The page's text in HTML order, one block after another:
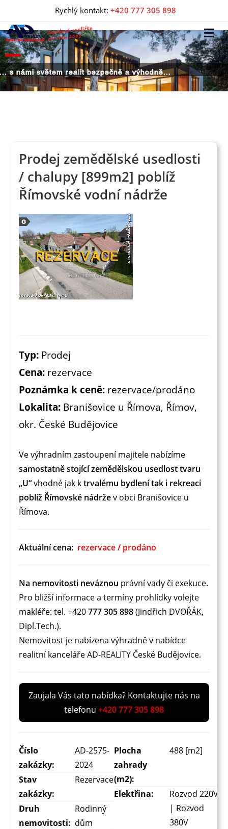
s námi světem realit bezpečně a výhodně...
Prodej zemědělské usedlosti
/ chalupy [899m2] poblíž
Římovské vodní nádrže
Typ: Prodej
Cena: rezervace
Poznámka k ceně: rezervace/prodáno
Lokalita: Branišovice u Římova, Římov,
okr. České Budějovice
Ve výhradním zastoupení majitele nabízíme
samostatně stojící zemědělskou usedlost tvaru
„U“vhodné jak ktrvalému bydlení tak i rekreaci
poblíž Římovské nádržev obci Branišovice u
Římova.
Aktuální cena: rezervace / prodáno
Na nemovitosti neváznou právní vady či exekuce.
Pro bližší informace a termíny prohlídky volejte
makléře: tel. +420777 305 898(Jindřich DVOŘÁK,
Dipl.Tech.).
Nemovitost je nabízena výhradně v nabídce
realitní kanceláře AD-REALITY České Budějovice.
Zaujala Vás tato nabídka? Kontaktujte nás na
telefonu +420 777 305 898
Číslo
zakázky:
AD-2575-
2024
Stav
zakázky:
Rezervace
Druh
nemovitosti:
Rodinný
dům
Plocha
zahrady
(m2):
488 [m2]
Elektřina:
Rozvod 220V
| Rozvod
380V
Rychlý kontakt: +420 777 305 898